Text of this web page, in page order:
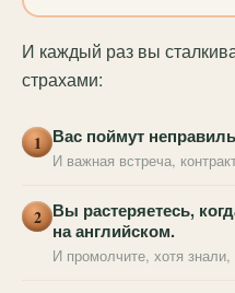
И каждый раз вы
страхами:
1 Вас поймут
И важная встреча,
2 Вы растеряетесь,
на английском.
И промолчите, хотя знали,